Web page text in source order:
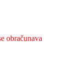
obračunava